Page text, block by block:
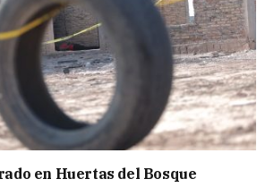
en Huertas del Bosque